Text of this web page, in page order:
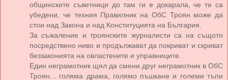
общинските съветници до там ги е докарала, че те са
убедени, че техния Правилник на ОбС Троян може да
стои над Закона и над Конституцията на България.
За съжаление и троянските журналисти са на същото
посредствено ниво и продължават да покриват и скриват
беззаконията на овластените и управниците.
Един неграмотник щял да смени друг неграмотник в ОбС
Троян... голяма драма, голямо пъшкане и големи тъпи